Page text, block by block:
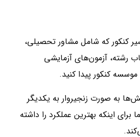
که شامل مشاور تحصیلی،
رشته، آزمون‌های آزمایشی
کنکور پیدا کنید.
به صورت زنجیروار به یکدیگر
اینکه بهترین عملکرد را داشته